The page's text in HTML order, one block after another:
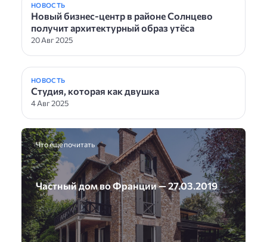
НОВОСТЬ
Новый бизнес-центр в районе Солнцево
получит архитектурный образ утёса
20 Авг 2025
НОВОСТЬ
Студия, которая как двушка
4 Авг 2025
Что еще почитать
Частный дом во Франции — 27.03.2019